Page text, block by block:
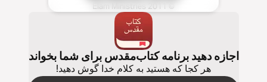
© Elam Ministries 2011
اجازه دهید برنامه کتاب‌مقدس برای شما بخواند
هر کجا که هستید به کلام خدا گوش دهید!